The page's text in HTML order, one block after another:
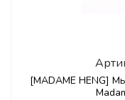
[MADAME HENG]